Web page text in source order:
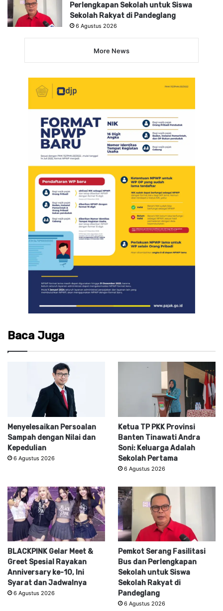
Perlengkapan Sekolah untuk Siswa
Sekolah Rakyat di Pandeglang
6 Agustus 2026
More News
Baca Juga
Menyelesaikan Persoalan
Sampah dengan Nilai dan
Kepedulian
6 Agustus 2026
Ketua TP PKK Provinsi
Banten Tinawati Andra
Soni: Keluarga Adalah
Sekolah Pertama
6 Agustus 2026
BLACKPINK Gelar Meet &
Greet Spesial Rayakan
Anniversary ke-10, Ini
Syarat dan Jadwalnya
6 Agustus 2026
Pemkot Serang Fasilitasi
Bus dan Perlengkapan
Sekolah untuk Siswa
Sekolah Rakyat di
Pandeglang
6 Agustus 2026